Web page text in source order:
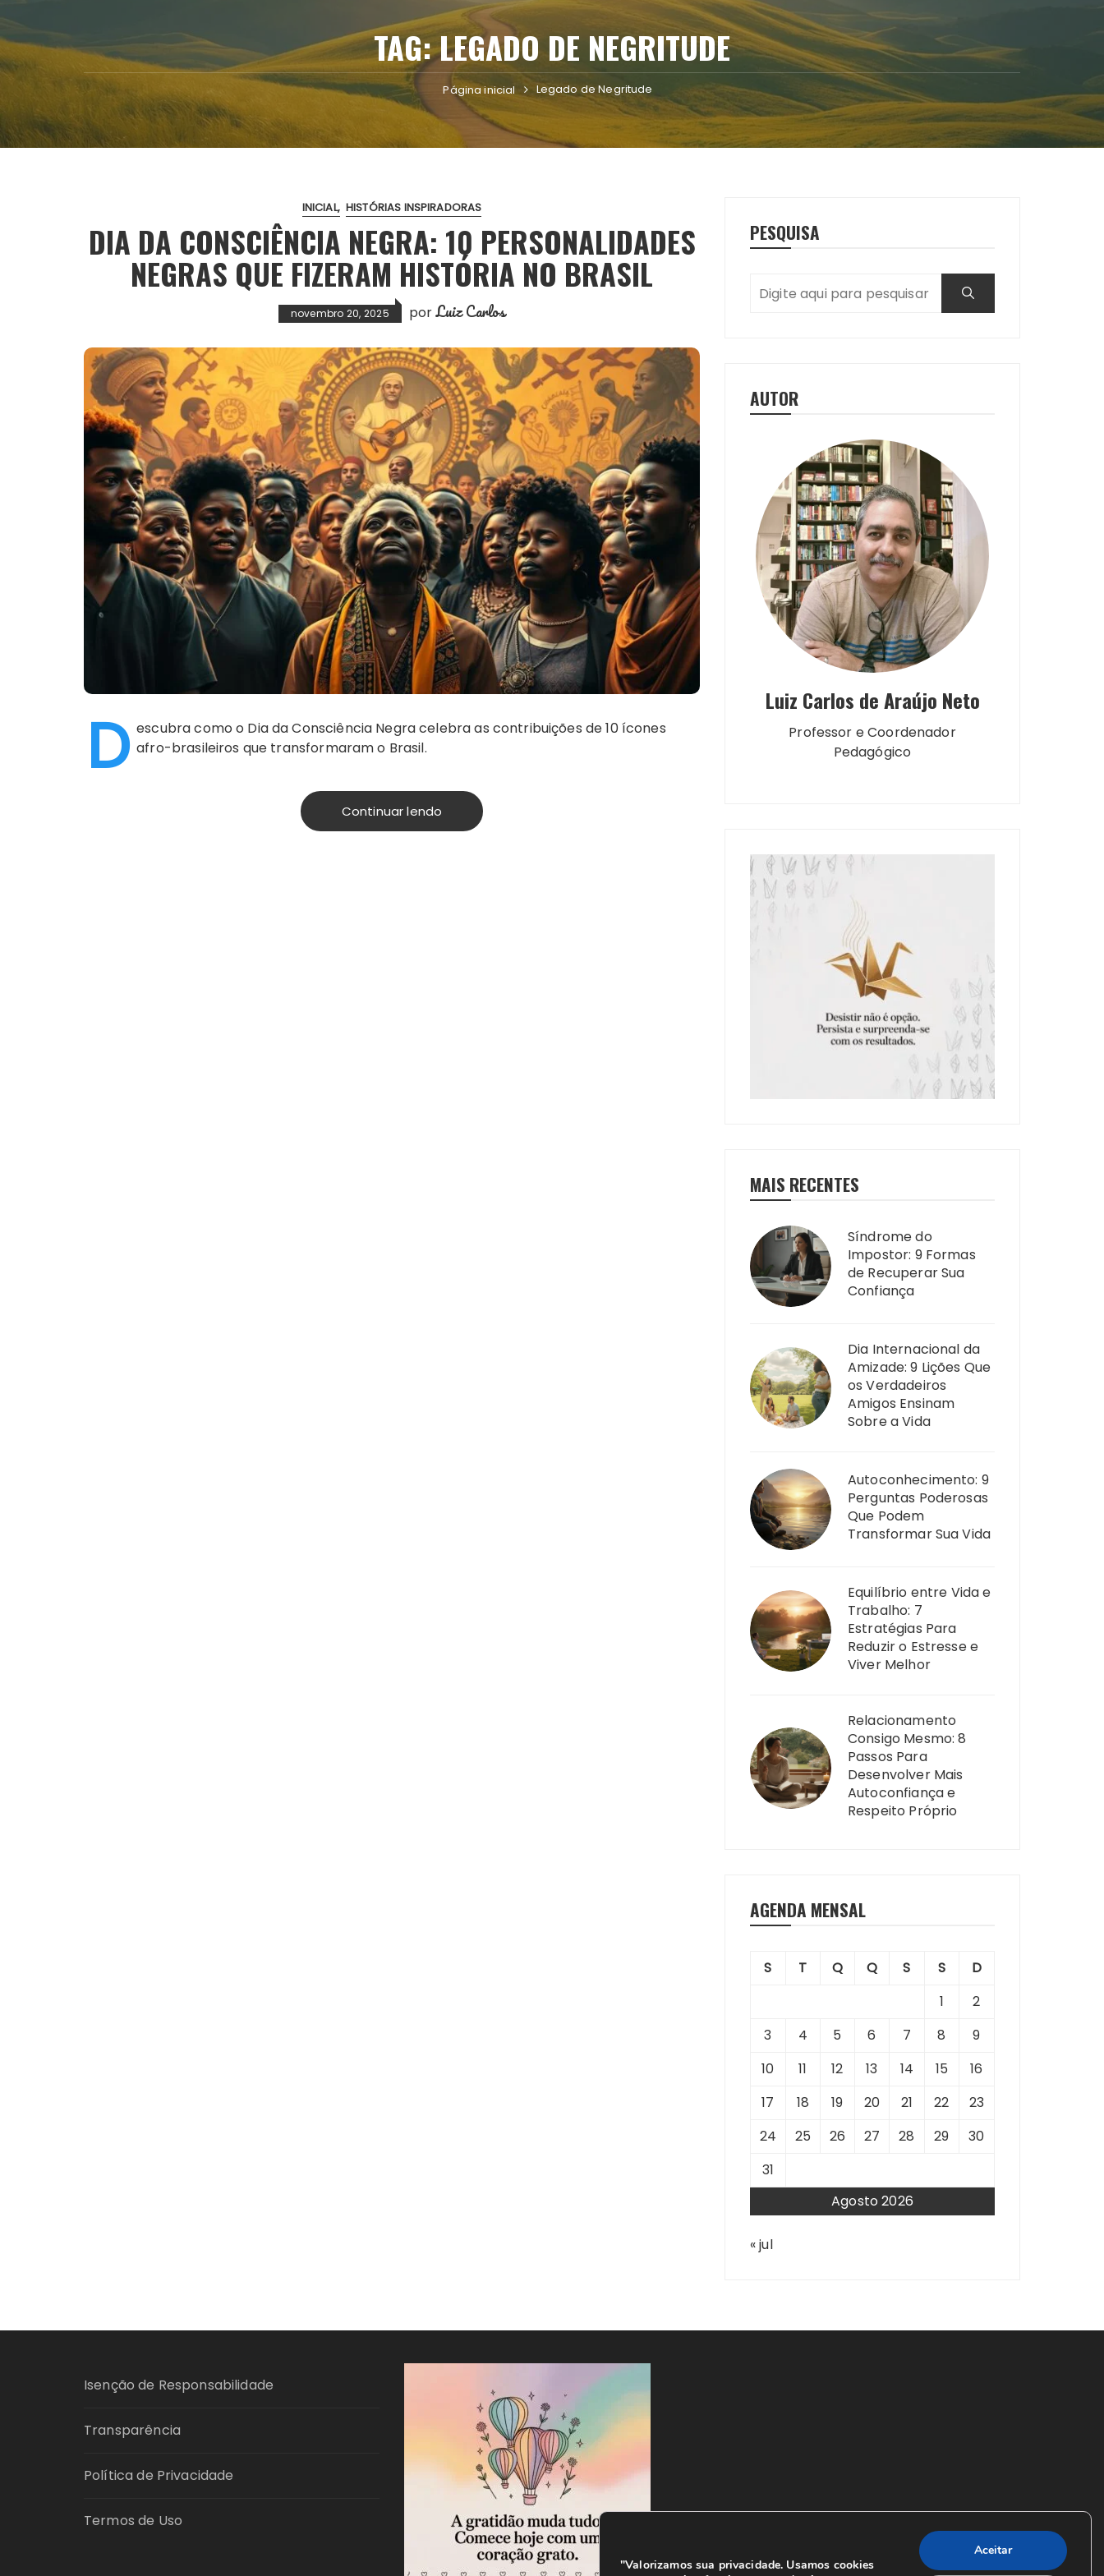
TAG:LEGADO DE NEGRITUDE
Página inicial Legado de Negritude
INICIAL HISTÓRIAS INSPIRADORAS
DIA DA CONSCIÊNCIA NEGRA: 10 PERSONALIDADES
NEGRAS QUE FIZERAM HISTÓRIA NO BRASIL
novembro 20, 2025 porLuiz Carlos
D escubra como o Dia da Consciência Negra celebra as contribuições de 10 ícones
afro-brasileiros que transformaram o Brasil.
Continuar lendo
PESQUISA
AUTOR
Luiz Carlos de Araújo Neto
Professor e Coordenador
Pedagógico
MAIS RECENTES
Síndrome do
Impostor: 9 Formas
de Recuperar Sua
Confiança
Dia Internacional da
Amizade: 9 Lições Que
os Verdadeiros
Amigos Ensinam
Sobre a Vida
Autoconhecimento: 9
Perguntas Poderosas
Que Podem
Transformar Sua Vida
Equilíbrio entre Vida e
Trabalho: 7
Estratégias Para
Reduzir o Estresse e
Viver Melhor
Relacionamento
Consigo Mesmo: 8
Passos Para
Desenvolver Mais
Autoconfiança e
Respeito Próprio
AGENDA MENSAL
Agosto 2026
S T Q Q S S
D
1
2
3
4 5 6 7 8
9
10
11 12 13 14 15
16
17
18 19 20 21 22
23
24
25 26 27 28 29
30
31
« jul
Isenção de Responsabilidade
Transparência
Política de Privacidade
Termos de Uso
"Valorizamos sua privacidade. Usamos cookies
Aceitar